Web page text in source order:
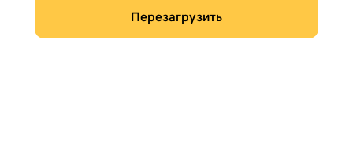
Перезагрузить